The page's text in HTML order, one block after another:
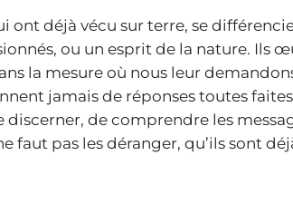
ont déjà vécu sur terre, se
ou un esprit de la nature.
la mesure où nous leur
jamais de réponses toutes
discerner, de comprendre les
faut pas les déranger, qu’ils sont